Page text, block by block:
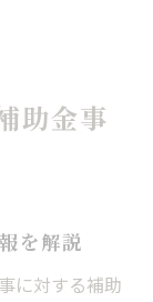
助金事
を解説
に対する補助